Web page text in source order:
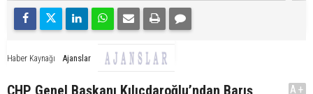
Haber Kaynağı Ajanslar
A+